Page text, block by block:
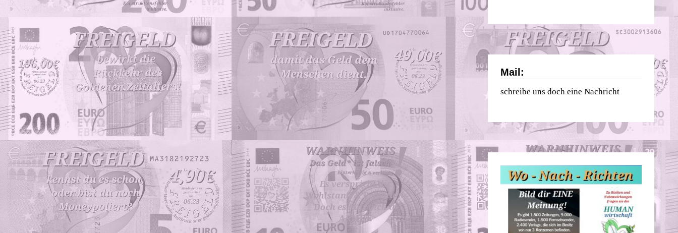
Mail:
schreibe uns doch eine Nachricht